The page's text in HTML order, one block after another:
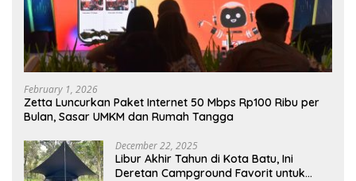
February 1, 2026
Zetta Luncurkan Paket Internet 50 Mbps Rp100 Ribu per
Bulan, Sasar UMKM dan Rumah Tangga
December 22, 2025
Libur Akhir Tahun di Kota Batu, Ini
Deretan Campground Favorit untuk